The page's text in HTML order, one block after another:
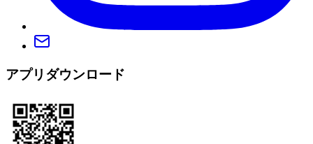
アプリダウンロード